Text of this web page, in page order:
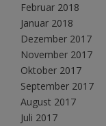
Februar 2018
Januar 2018
Dezember 2017
November 2017
Oktober 2017
September 2017
August 2017
Juli 2017